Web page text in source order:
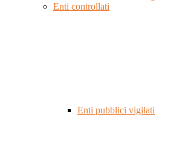
Enti controllati
Enti pubblici vigilati